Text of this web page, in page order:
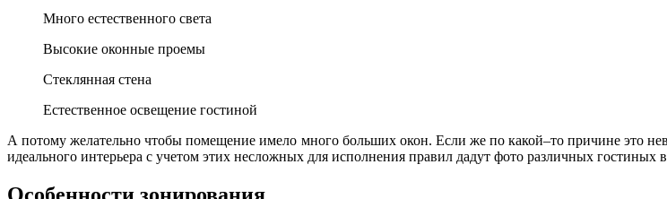
Много естественного света
Высокие оконные проемы
Стеклянная стена
Естественное освещение гостиной
А потому желательно чтобы помещение имело много больших окон. Если же по какой–то причине это
идеального интерьера с учетом этих несложных для исполнения правил дадут фото различных гостиных